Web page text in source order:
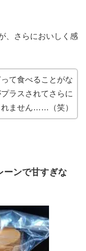
、さらにおいしく感
て食べることがな
ラスされてさらに
ません……（笑）
ーンで甘すぎな